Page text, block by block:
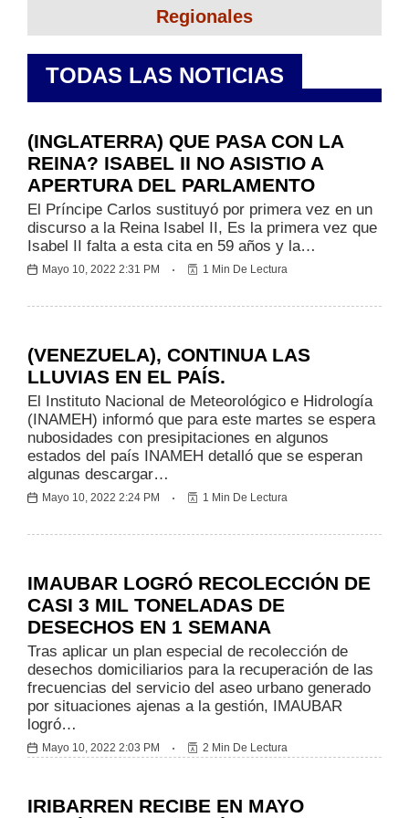
Regionales
TODAS LAS NOTICIAS
Internacionales
(INGLATERRA) QUE PASA CON LA
REINA? ISABEL II NO ASISTIO A
APERTURA DEL PARLAMENTO
El Príncipe Carlos sustituyó por primera vez en un
discurso a la Reina Isabel II, Es la primera vez que
Isabel II falta a esta cita en 59 años y la…
Mayo 10, 2022 2:31 PM 1 Min De Lectura
(VENEZUELA), CONTINUA LAS
LLUVIAS EN EL PAÍS.
El Instituto Nacional de Meteorológico e Hidrología
(INAMEH) informó que para este martes se espera
nubosidades con presipitaciones en algunos
estados del país INAMEH detalló que se esperan
algunas descargar…
Mayo 10, 2022 2:24 PM 1 Min De Lectura
IMAUBAR LOGRÓ RECOLECCIÓN DE
CASI 3 MIL TONELADAS DE
DESECHOS EN 1 SEMANA
Tras aplicar un plan especial de recolección de
desechos domiciliarios para la recuperación de las
frecuencias del servicio del aseo urbano generado
por situaciones ajenas a la gestión, IMAUBAR
logró…
Mayo 10, 2022 2:03 PM 2 Min De Lectura
IRIBARREN RECIBE EN MAYO